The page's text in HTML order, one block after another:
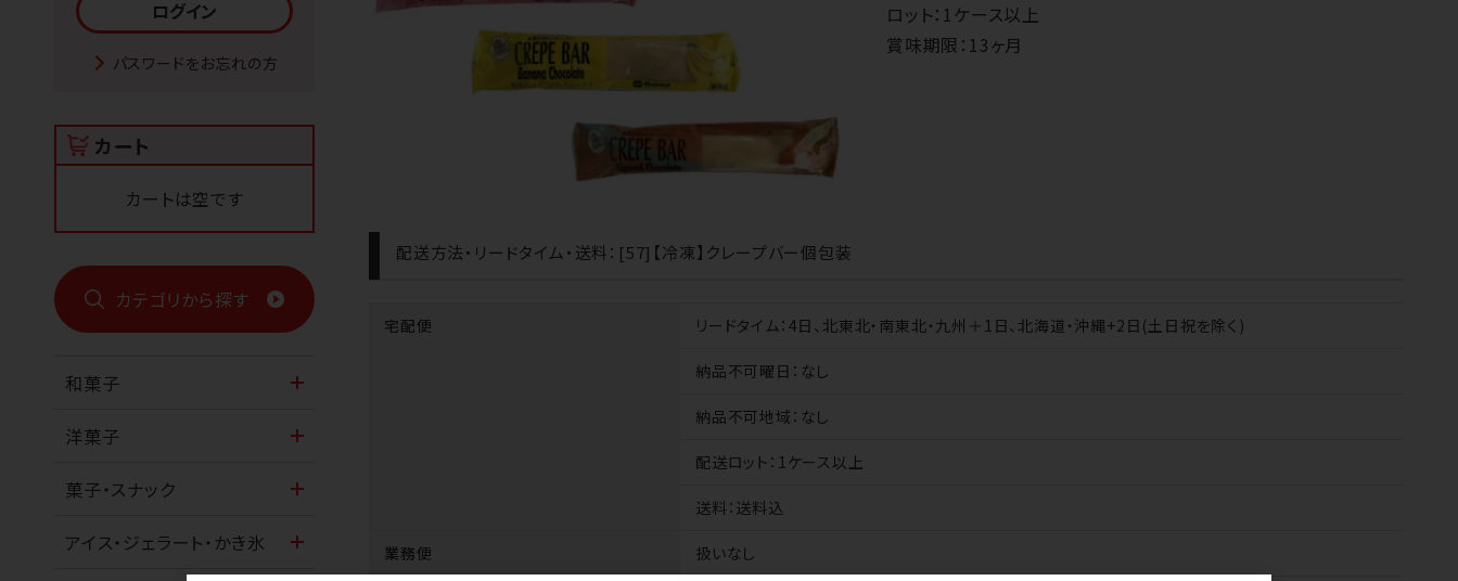
ロット：1ケース以上
賞味期限：13ヶ月
配送方法・リードタイム・送料：[57]【冷凍】クレープバー個包装
宅配便 リードタイム：4日、北東北・南東北・九州＋1日、北海道・沖縄+2日(土日祝を除く)
納品不可曜日 ：なし
納品不可地域 ：なし
配送ロット ：1ケース以上
送料：送料込
業務便 扱いなし
パスワードをお忘れの方
カート
カートは空です
カテゴリから探す
和菓子
洋菓子
菓子・スナック
アイス・ジェラート・かき氷